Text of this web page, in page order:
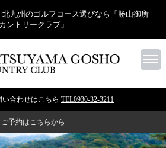
九州のゴルフコース選びなら「勝山御所
カントリークラブ」
合わせはこちら TEL0930-32-3211
ご予約はこちらから